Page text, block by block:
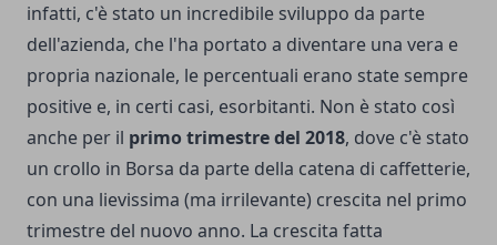
infatti, c'è stato un incredibile sviluppo da parte
dell'azienda, che l'ha portato a diventare una vera e
propria nazionale, le percentuali erano state sempre
positive e, in certi casi, esorbitanti. Non è stato così
anche per il primo trimestre del 2018, dove c'è stato
un crollo in Borsa da parte della catena di caffetterie,
con una lievissima (ma irrilevante) crescita nel primo
trimestre del nuovo anno. La crescita fatta